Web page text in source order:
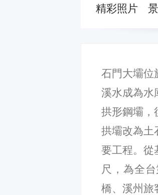
精彩照片
石門大壩位
溪水成為水
拱形鋼壩，
拱壩改為土
要工程。從
尺，為全
橋、溪州旅